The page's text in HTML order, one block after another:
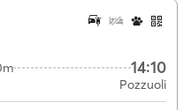
14:10
Pozzuoli